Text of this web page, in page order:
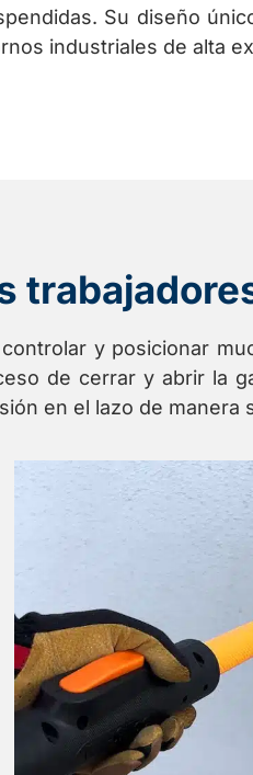
Su diseño
industriales de alta
y posicionar
de cerrar y abrir la
en el lazo de